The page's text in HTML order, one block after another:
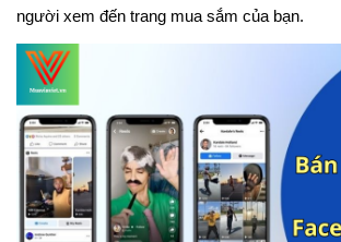
người xem đến trang mua sắm của bạn.